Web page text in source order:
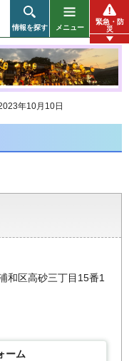
情報を探す メニュー
緊急・防
災
年10月10日
和区高砂三丁目15番1
ーム